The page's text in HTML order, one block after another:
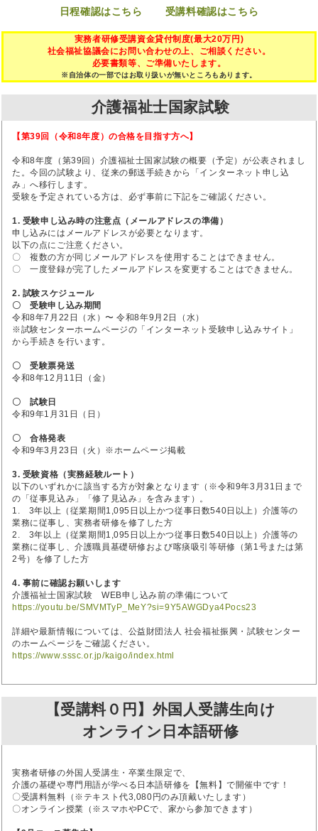
日程確認はこちら 受講料確認はこちら
実務者研修受講資金貸付制度(最大20万円)
社会福祉協議会にお問い合わせの上、ご相談ください。
必要書類等、ご準備いたします。
※自治体の一部ではお取り扱いが無いところもあります。
介護福祉士国家試験
【第39回（令和8年度）の合格を目指す方へ】
令和8年度（第39回）介護福祉士国家試験の概要（予定）が公表されまし
た。今回の試験より、従来の郵送手続きから「インターネット申し込
み」へ移行します。
受験を予定されている方は、必ず事前に下記をご確認ください。
1. 受験申し込み時の注意点（メールアドレスの準備）
申し込みにはメールアドレスが必要となります。
以下の点にご注意ください。
〇 複数の方が同じメールアドレスを使用することはできません。
〇 一度登録が完了したメールアドレスを変更することはできません。
2. 試験スケジュール
〇 受験申し込み期間
令和8年7月22日（水）〜 令和8年9月2日（水）
※試験センターホームページの「インターネット受験申し込みサイト」
から手続きを行います。
〇 受験票発送
令和8年12月11日（金）
〇 試験日
令和9年1月31日（日）
〇 合格発表
令和9年3月23日（火）※ホームページ掲載
3. 受験資格（実務経験ルート）
以下のいずれかに該当する方が対象となります（※令和9年3月31日まで
の「従事見込み」「修了見込み」を含みます）。
1. 3年以上（従業期間1,095日以上かつ従事日数540日以上）介護等の
業務に従事し、実務者研修を修了した方
2. 3年以上（従業期間1,095日以上かつ従事日数540日以上）介護等の
業務に従事し、介護職員基礎研修および喀痰吸引等研修（第1号または第
2号）を修了した方
4. 事前に確認お願いします
介護福祉士国家試験 WEB申し込み前の準備について
https://youtu.be/SMVMTyP_MeY?si=9Y5AWGDya4Pocs23
詳細や最新情報については、公益財団法人 社会福祉振興・試験センター
のホームページをご確認ください。
https://www.sssc.or.jp/kaigo/index.html
【受講料０円】外国人受講生向け
オンライン日本語研修
実務者研修の外国人受講生・卒業生限定で、
介護の基礎や専門用語が学べる日本語研修を【無料】で開催中です！
〇受講料無料（※テキスト代3,080円のみ頂戴いたします）
〇オンライン授業（※スマホやPCで、家から参加できます）